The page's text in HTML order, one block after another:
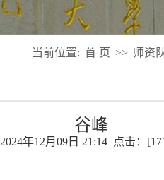
当前位置: 首 页 >> 师资
谷峰
2024年12月09日 21:14 点击：[